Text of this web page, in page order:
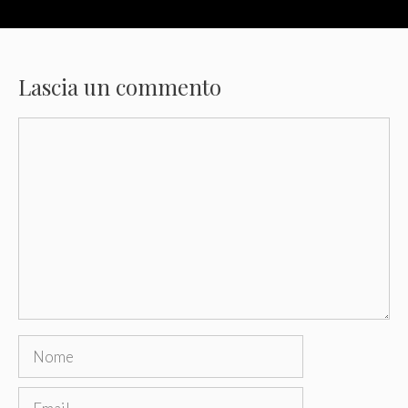
Lascia un commento
Nome
Email